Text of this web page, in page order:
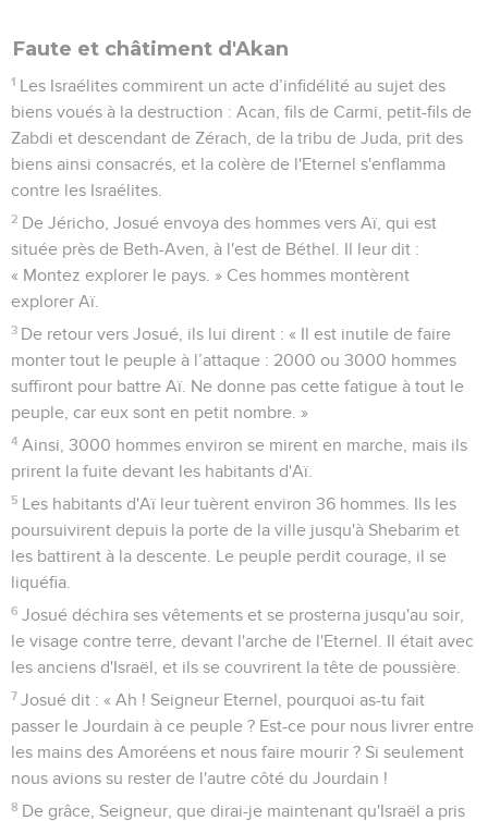
Faute et châtiment d'Akan
1 Les Israélites commirent un acte d’infidélité au sujet des
biens voués à la destruction : Acan, fils de Carmi, petit-fils de
Zabdi et descendant de Zérach, de la tribu de Juda, prit des
biens ainsi consacrés, et la colère de l'Eternel s'enflamma
contre les Israélites.
2 De Jéricho, Josué envoya des hommes vers Aï, qui est
située près de Beth-Aven, à l'est de Béthel. Il leur dit :
« Montez explorer le pays. » Ces hommes montèrent
explorer Aï.
3 De retour vers Josué, ils lui dirent : « Il est inutile de faire
monter tout le peuple à l’attaque : 2000 ou 3000 hommes
suffiront pour battre Aï. Ne donne pas cette fatigue à tout le
peuple, car eux sont en petit nombre. »
4 Ainsi, 3000 hommes environ se mirent en marche, mais ils
prirent la fuite devant les habitants d'Aï.
5 Les habitants d'Aï leur tuèrent environ 36 hommes. Ils les
poursuivirent depuis la porte de la ville jusqu'à Shebarim et
les battirent à la descente. Le peuple perdit courage, il se
liquéfia.
6 Josué déchira ses vêtements et se prosterna jusqu'au soir,
le visage contre terre, devant l'arche de l'Eternel. Il était avec
les anciens d'Israël, et ils se couvrirent la tête de poussière.
7 Josué dit : « Ah ! Seigneur Eternel, pourquoi as-tu fait
passer le Jourdain à ce peuple ? Est-ce pour nous livrer entre
les mains des Amoréens et nous faire mourir ? Si seulement
nous avions su rester de l'autre côté du Jourdain !
8 De grâce, Seigneur, que dirai-je maintenant qu'Israël a pris